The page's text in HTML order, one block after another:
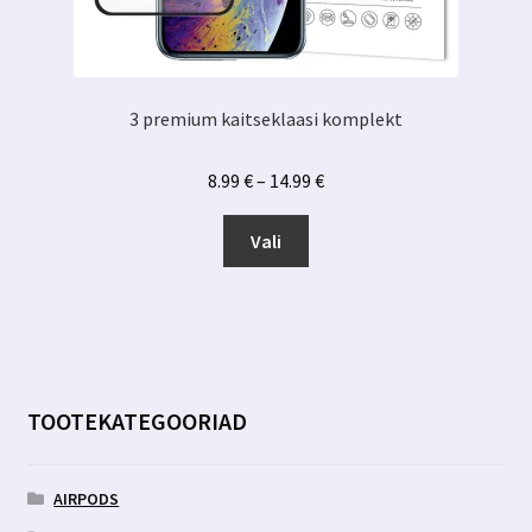
3 premium kaitseklaasi komplekt
8.99 €– 14.99 €Hinnavahemik:
Vali
TOOTEKATEGOORIAD
AIRPODS